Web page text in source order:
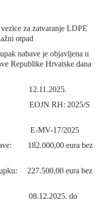
za zatvaranje LDPE
otpad
nabave je objavljena u
Republike Hrvatske dana
12.11.2025.
RH: 2025/S
E-MV-17/2025
182.000,00 eura bez
227.500,00 eura bez
08.12.2025. do